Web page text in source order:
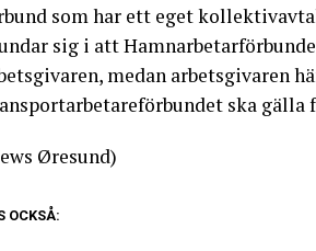
som har ett eget
sig i att
medan arbetsgivaren
ska gälla
Øresund)
OCKSÅ: